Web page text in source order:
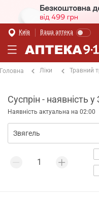
Київ Ваша аптека
Головна Ліки Травний
Суспрін - наявність у
Наявність актуальна на 02:00